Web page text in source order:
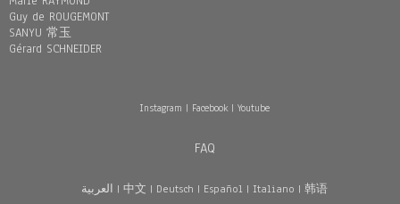
Guy de ROUGEMONT
SANYU 常玉
Gérard SCHNEIDER
Instagram | Facebook| Youtube
FAQ
العربية | 中文 | Deutsch | Español | Italiano | 韩语